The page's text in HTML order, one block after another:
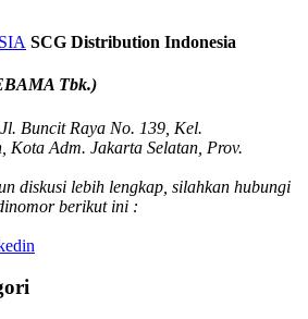
SCG Distribution Indonesia
Tbk.)
Buncit Raya No. 139, Kel.
Kota Adm. Jakarta Selatan, Prov.
diskusi lebih lengkap, silahkan hubungi
berikut ini :